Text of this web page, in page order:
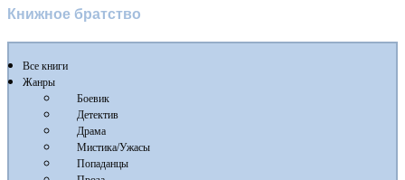
Книжное братство
Все книги
Жанры
Боевик
Детектив
Драма
Мистика/Ужасы
Попаданцы